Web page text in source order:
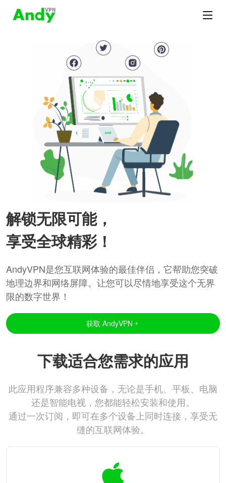
解锁无限可能，
享受全球精彩！
AndyVPN是您互联网体验的最佳伴侣，它帮助您突破
地理边界和网络屏障。让您可以尽情地享受这个无界
限的数字世界！
获取 AndyVPN
下载适合您需求的应用
此应用程序兼容多种设备，无论是手机、平板、电脑
还是智能电视，您都能轻松安装和使用。
通过一次订阅，即可在多个设备上同时连接，享受无
缝的互联网体验。